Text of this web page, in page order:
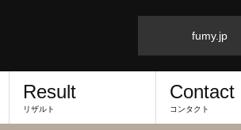
fumy.jp
Result
リザルト
Contact
コンタクト